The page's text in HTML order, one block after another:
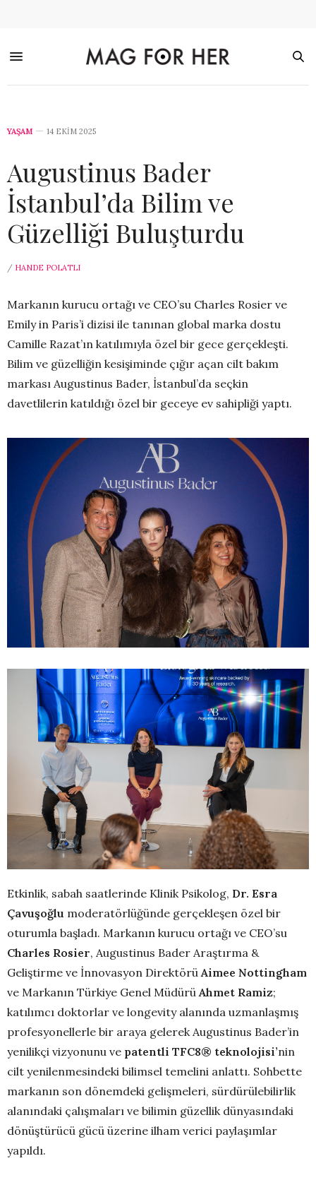
YAŞAM 14 EKIM 2025
Augustinus Bader
İstanbul’da Bilim ve
Güzelliği Buluşturdu
/ HANDE POLATLI
Markanın kurucu ortağı ve CEO’su Charles Rosier ve
Emily in Paris’i dizisi ile tanınan global marka dostu
Camille Razat’ın katılımıyla özel bir gece gerçekleşti.
Bilim ve güzelliğin kesişiminde çığır açan cilt bakım
markası Augustinus Bader, İstanbul’da seçkin
davetlilerin katıldığı özel bir geceye ev sahipliği yaptı.
Etkinlik, sabah saatlerinde Klinik Psikolog, Dr. Esra
Çavuşoğlu moderatörlüğünde gerçekleşen özel bir
oturumla başladı. Markanın kurucu ortağı ve CEO’su
Charles Rosier, Augustinus Bader Araştırma &
Geliştirme ve İnnovasyon DirektörüAimee Nottingham
ve Markanın Türkiye Genel MüdürüAhmet Ramiz;
katılımcı doktorlar ve longevity alanında uzmanlaşmış
profesyonellerle bir araya gelerek Augustinus Bader’in
yenilikçi vizyonunu ve patentli TFC8® teknolojisi’nin
cilt yenilenmesindeki bilimsel temelini anlattı. Sohbette
markanın son dönemdeki gelişmeleri, sürdürülebilirlik
alanındaki çalışmaları ve bilimin güzellik dünyasındaki
dönüştürücü gücü üzerine ilham verici paylaşımlar
yapıldı.